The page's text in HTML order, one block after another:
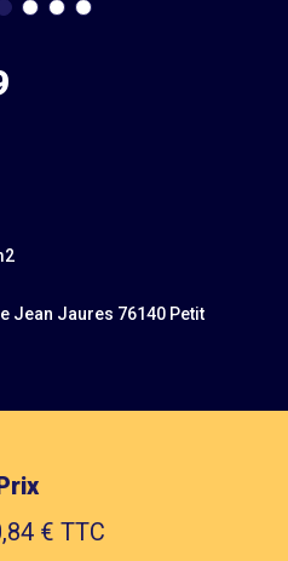
Jean Jaures 76140 Petit
€ TTC